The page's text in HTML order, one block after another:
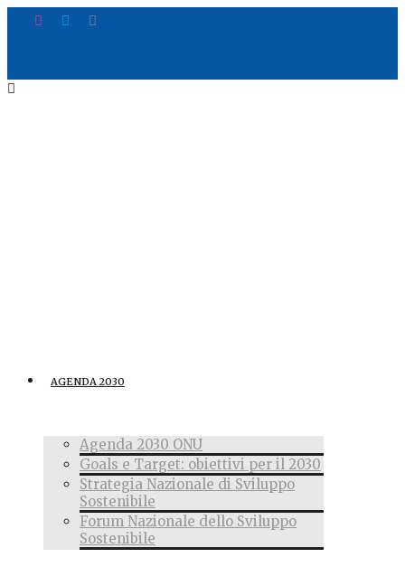
AGENDA 2030
Agenda 2030 ONU
Goals e Target: obiettivi per il 2030
Strategia Nazionale di Sviluppo
Sostenibile
Forum Nazionale dello Sviluppo
Sostenibile